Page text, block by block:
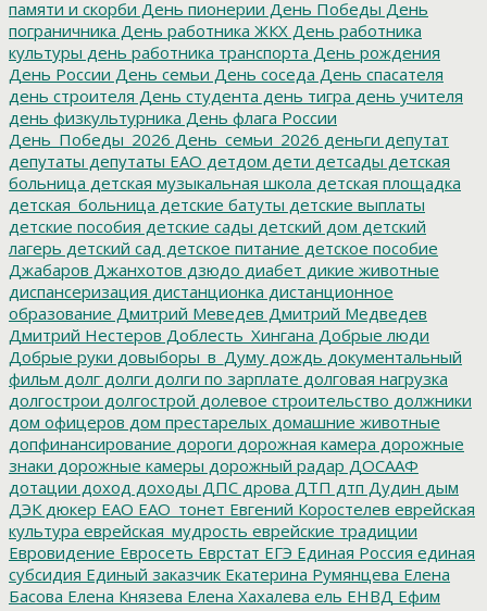
памяти и скорби День пионерии День Победы День
пограничника День работника ЖКХ День работника
культуры день работника транспорта День рождения
День России День семьи День соседа День спасателя
день строителя День студента день тигра день учителя
день физкультурника День флага России
День_Победы_2026 День_семьи_2026 деньги депутат
депутаты депутаты ЕАО детдом дети детсады детская
больница детская музыкальная школа детская площадка
детская_больница детские батуты детские выплаты
детские пособия детские сады детский дом детский
лагерь детский сад детское питание детское пособие
Джабаров Джанхотов дзюдо диабет дикие животные
диспансеризация дистанционка дистанционное
образование Дмитрий Меведев Дмитрий Медведев
Дмитрий Нестеров Доблесть_Хингана Добрые люди
Добрые руки довыборы_в_Думу дождь документальный
фильм долг долги долги по зарплате долговая нагрузка
долгострои долгострой долевое строительство должники
дом офицеров дом престарелых домашние животные
допфинансирование дороги дорожная камера дорожные
знаки дорожные камеры дорожный радар ДОСААФ
дотации доход доходы ДПС дрова ДТП дтп Дудин дым
ДЭК дюкер ЕАО ЕАО_тонет Евгений Коростелев еврейская
культура еврейская_мудрость еврейские традиции
Евровидение Евросеть Еврстат ЕГЭ Единая Россия единая
субсидия Единый заказчик Екатерина Румянцева Елена
Басова Елена Князева Елена Хахалева ель ЕНВД Ефим